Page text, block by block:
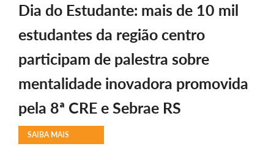
Dia do Estudante: mais de 10 mil
estudantes da região centro
participam de palestra sobre
mentalidade inovadora promovida
pela 8ª CRE e Sebrae RS
SAIBA MAIS